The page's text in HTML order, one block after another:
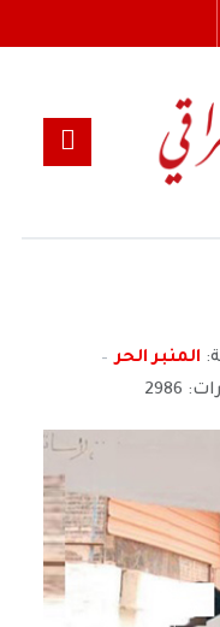
المنبر الحر
2986